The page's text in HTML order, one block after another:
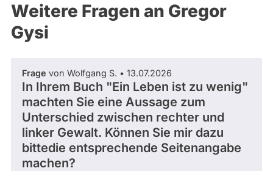
Weitere Fragen an Gregor
Gysi
Frage von Wolfgang S. • 13.07.2026
In Ihrem Buch "Ein Leben ist zu wenig"
machten Sie eine Aussage zum
Unterschied zwischen rechter und
linker Gewalt. Können Sie mir dazu
bittedie entsprechende Seitenangabe
machen?